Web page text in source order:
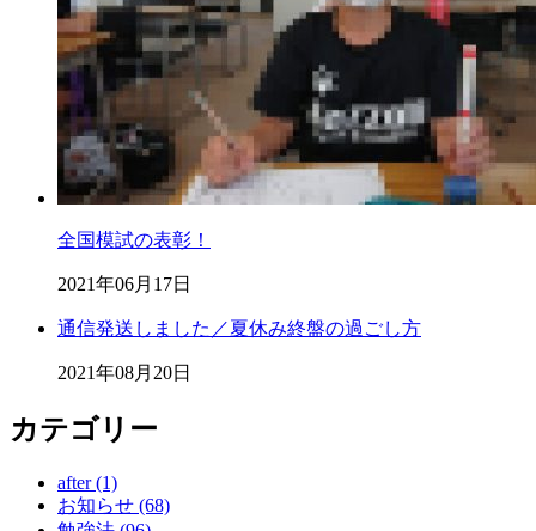
全国模試の表彰！
2021年06月17日
通信発送しました／夏休み終盤の過ごし方
2021年08月20日
カテゴリー
after (1)
お知らせ (68)